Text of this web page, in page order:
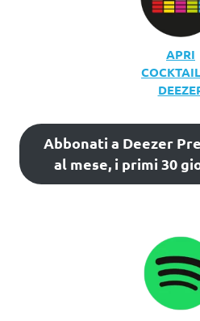
APRI
Abbonati a Deezer
al mese, i primi 30